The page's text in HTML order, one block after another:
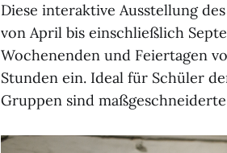
Diese interaktive Ausstellung des
von April bis einschließlich
Wochenenden und Feiertagen
Stunden ein. Ideal für Schüler
Gruppen sind